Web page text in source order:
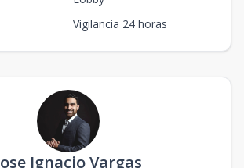
Vigilancia 24 horas
Ignacio Vargas